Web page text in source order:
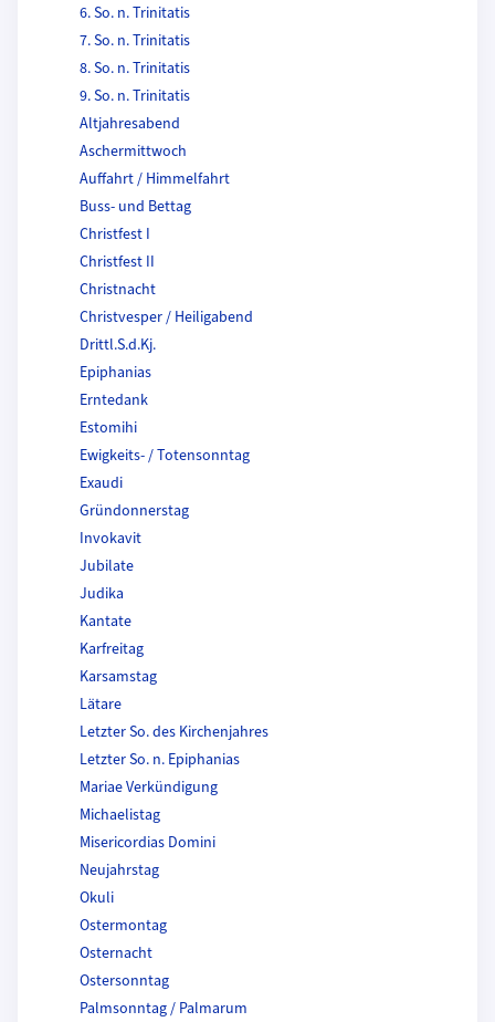
6. So. n. Trinitatis
7. So. n. Trinitatis
8. So. n. Trinitatis
9. So. n. Trinitatis
Altjahresabend
Aschermittwoch
Auffahrt / Himmelfahrt
Buss- und Bettag
Christfest I
Christfest II
Christnacht
Christvesper / Heiligabend
Drittl.S.d.Kj.
Epiphanias
Erntedank
Estomihi
Ewigkeits- / Totensonntag
Exaudi
Gründonnerstag
Invokavit
Jubilate
Judika
Kantate
Karfreitag
Karsamstag
Lätare
Letzter So. des Kirchenjahres
Letzter So. n. Epiphanias
Mariae Verkündigung
Michaelistag
Misericordias Domini
Neujahrstag
Okuli
Ostermontag
Osternacht
Ostersonntag
Palmsonntag / Palmarum